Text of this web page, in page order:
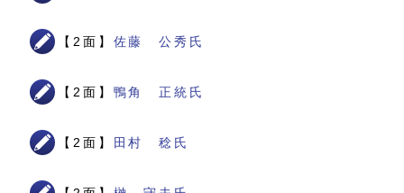
【2面】 佐藤 公秀氏
【2面】 鴨角 正統氏
【2面】 田村 稔氏